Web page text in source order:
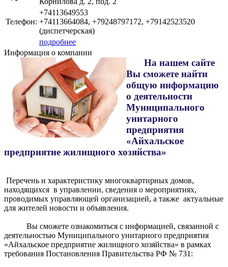
Телефон:
+74113649553
+74113664084, +79248797172, +79142523520
(диспетчерская)
подробнее
Информация о компании
На нашем сайте
Вы сможете найти
общую информацию
о деятельности
Муниципального
унитарного
предприятия
«Айхальское
предприятие жилищного хозяйства»
Перечень и характеристику многоквартирных домов,
находящихся в управлении, сведения о мероприятиях,
проводимых управляющей организацией, а также актуальные
для жителей новости и объявления.
Вы сможете ознакомиться с информацией, связанной с
деятельностью Муниципального унитарного предприятия
«Айхальское предприятие жилищного хозяйства» в рамках
требования Постановления Правительства РФ № 731: